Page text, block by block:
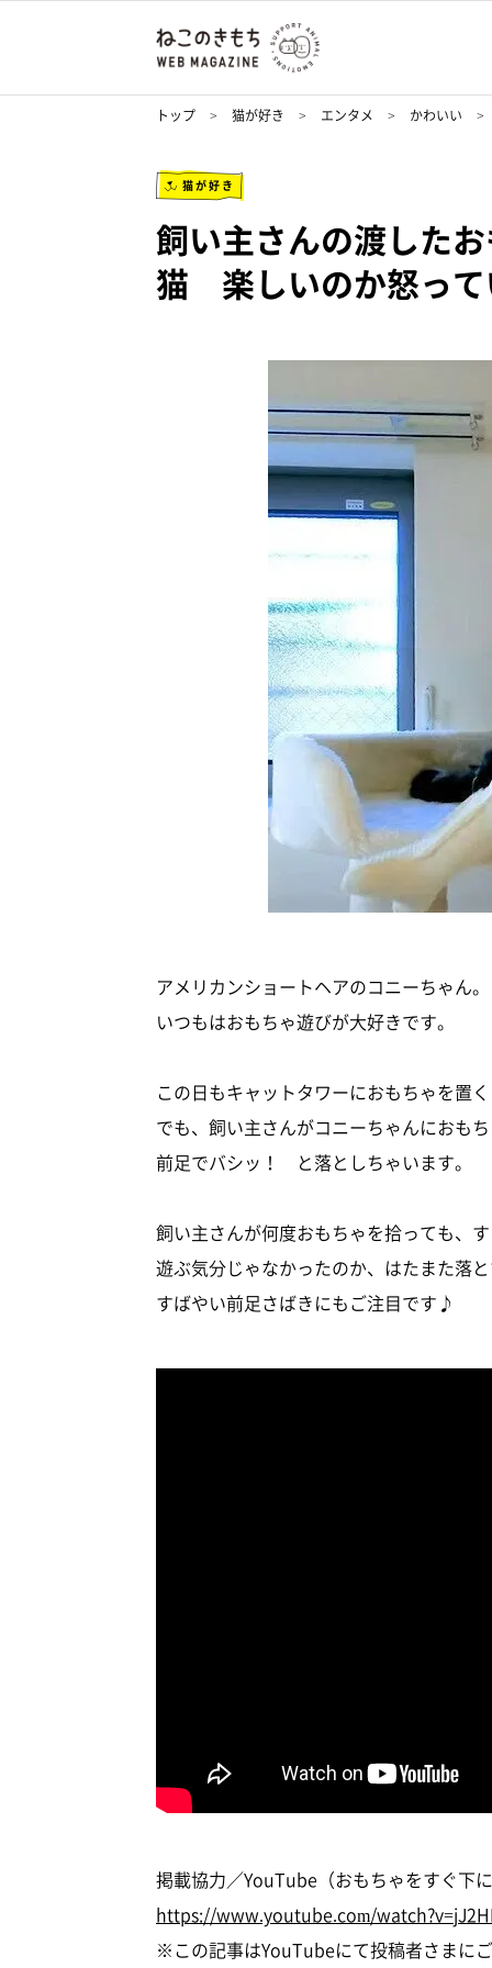
トップ 猫が好き エンタメ かわいい
猫が好き
飼い主さんの渡した
猫 楽しいのか怒っ
アメリカンショートヘアのコニーちゃん。
いつもはおもちゃ遊びが大好きです。
この日もキャットタワーにおもちゃを置
でも、飼い主さんがコニーちゃんにおも
前足でバシッ！ と落としちゃいます。
飼い主さんが何度おもちゃを拾っても、
遊ぶ気分じゃなかったのか、はたまた落
すばやい前足さばきにもご注目です♪
掲載協力／YouTube（おもちゃをすぐ下
https://www.youtube.com/
※この記事はYouTubeにて投稿者さまに